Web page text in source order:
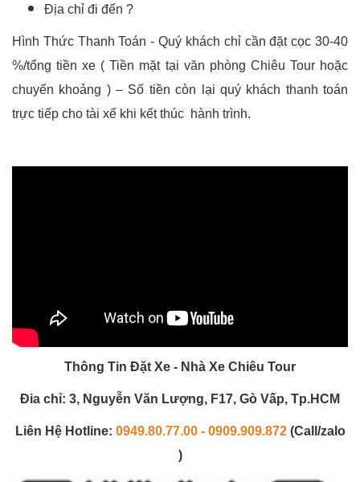
Địa chỉ đi đến ?
Hình Thức Thanh Toán - Quý khách chỉ cần đặt cọc 30-40
%/tổng tiền xe ( Tiền mặt tại văn phòng Chiêu Tour hoặc
chuyển khoảng ) – Số tiền còn lại quý khách thanh toán
trực tiếp cho tài xế khi kết thúc hành trình.
Thông Tin Đặt Xe - Nhà Xe Chiêu Tour
Đia chỉ: 3, Nguyễn Văn Lượng, F17, Gò Vấp, Tp.HCM
Liên Hệ Hotline: 0949.80.77.00 - 0909.909.872(Call/zalo
)